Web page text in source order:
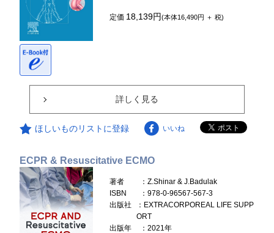
定価 18,139円(本体16,490円 ＋ 税)
詳しく見る
ほしいものリストに登録 いいね
ECPR & Resuscitative ECMO
著者
：Z.Shinar & J.Badulak
ISBN
：978-0-96567-567-3
出版社
：EXTRACORPOREAL LIFE SUPP
ORT
出版年
：2021年